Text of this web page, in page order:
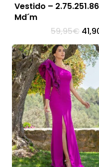
Vestido –
Md´m
59,95€ El
era: